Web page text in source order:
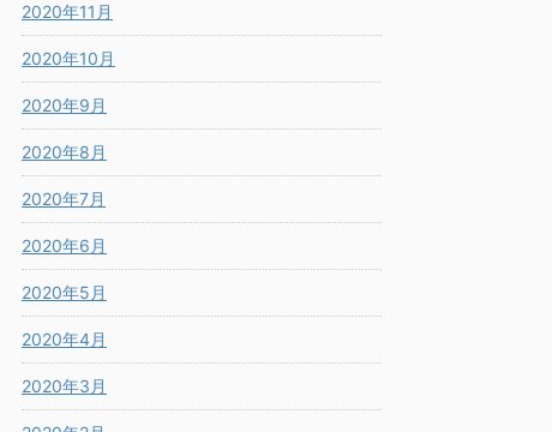
2020年11月
2020年10月
2020年9月
2020年8月
2020年7月
2020年6月
2020年5月
2020年4月
2020年3月